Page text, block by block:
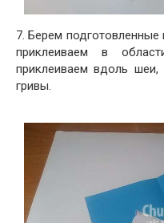
7. Берем
приклеиваем в
приклеиваем вдоль шеи,
гривы.